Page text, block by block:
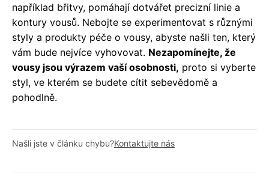
například břitvy, pomáhají dotvářet precizní linie a
kontury vousů. Nebojte se experimentovat s různými
styly a produkty péče o vousy, abyste našli ten, který
vám bude nejvíce vyhovovat. Nezapomínejte, že
vousy jsou výrazem vaší osobnosti, proto si vyberte
styl, ve kterém se budete cítit sebevědomě a
pohodlně.
Našli jste v článku chybu?Kontaktujte nás